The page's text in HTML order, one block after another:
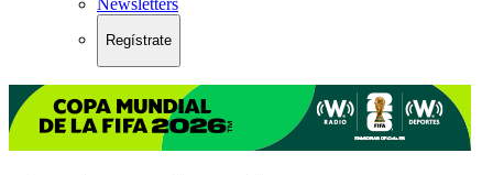
Newsletters
Regístrate